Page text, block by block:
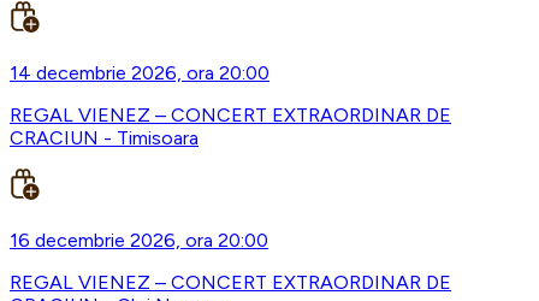
14 decembrie 2026, ora 20:00
REGAL VIENEZ – CONCERT EXTRAORDINAR DE
CRACIUN - Timisoara
16 decembrie 2026, ora 20:00
REGAL VIENEZ – CONCERT EXTRAORDINAR DE